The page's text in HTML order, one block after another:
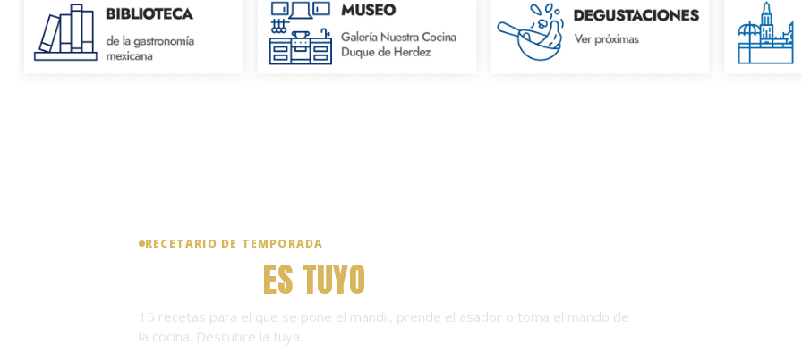
RECETARIO DE TEMPORADA
ES TUYO
15 recetas para el que se pone el mandil, prende el asador o toma el mando de
la cocina. Descubre la tuya.